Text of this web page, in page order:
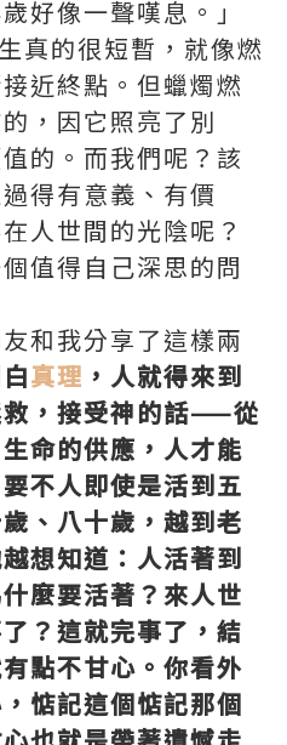
好像一聲嘆息。」
真的很短暫，就像燃
近終點。但蠟燭燃
，因它照亮了別
的。而我們呢？該
得有意義、有價
人世間的光陰呢？
值得自己深思的問
和我分享了這樣兩
真理 ，人就得來到
，接受神的話——從
命的供應，人才能
不人即使是活到五
、八十歲，越到老
想知道：人活著到
麼要活著？來人世
？這就完事了，結
點不甘心。你看外
惦記這個惦記那個